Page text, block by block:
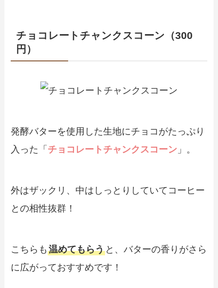
チョコレートチャンクスコーン（300
円）
発酵バターを使用した生地にチョコがたっぷり
入った「 チョコレートチャンクスコーン 」。
外はザックリ、中はしっとりしていてコーヒー
との相性抜群！
こちらも温めてもらう と、バターの香りがさら
に広がっておすすめです！